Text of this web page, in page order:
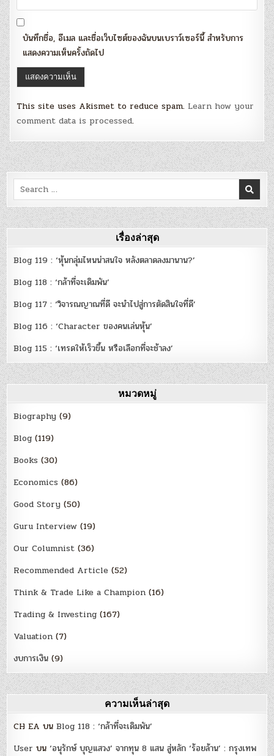
บันทึกชื่อ, อีเมล และชื่อเว็บไซต์ของฉันบนเบราว์เซอร์นี้ สำหรับการ
แสดงความเห็นครั้งถัดไป
This site uses Akismet to reduce spam. Learn how your
comment data is processed.
Search
for:
เรื่องล่าสุด
Blog 119 : ‘หุ้นกลุ่มไหนน่าสนใจ หลังตลาดลงมานาน?’
Blog 118 : ‘กล้าที่จะเดิมพัน’
Blog 117 : ‘วิจารณญาณที่ดี จะนำไปสู่การตัดสินใจที่ดี’
Blog 116 : ‘Character ของคนเล่นหุ้น’
Blog 115 : ‘เทรดให้เร็วขึ้น หรือเลือกที่จะช้าลง’
หมวดหมู่
Biography (9)
Blog (119)
Books (30)
Economics (86)
Good Story (50)
Guru Interview (19)
Our Columnist (36)
Recommended Article (52)
Think & Trade Like a Champion (16)
Trading & Investing (167)
Valuation (7)
งบการเงิน (9)
ความเห็นล่าสุด
CH EA บนBlog 118 : ‘กล้าที่จะเดิมพัน’
User บน‘อนุรักษ์ บุญแสวง’ จากทุน 8 แสน สู่หลัก ‘ร้อยล้าน’ : กรุงเทพ